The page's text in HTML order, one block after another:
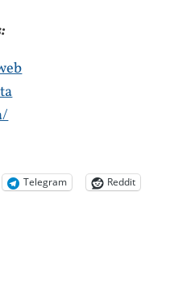
Telegram Reddit